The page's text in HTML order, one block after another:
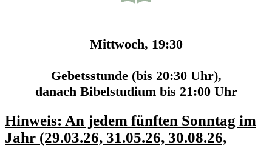
Mittwoch, 19:30
Gebetsstunde (bis 20:30 Uhr),
danach Bibelstudium bis 21:00 Uhr
Hinweis: An jedem fünften Sonntag im
Jahr (29.03.26, 31.05.26, 30.08.26,